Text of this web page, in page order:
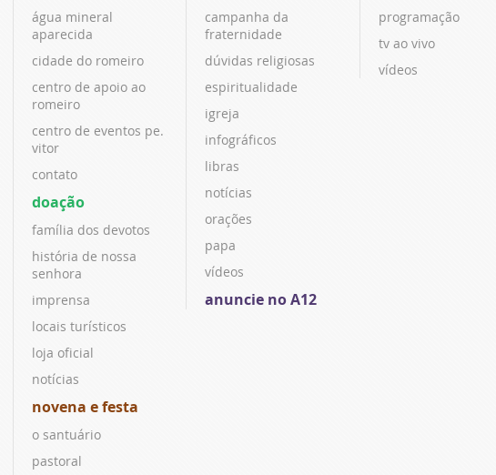
água mineral
aparecida
cidade do romeiro
centro de apoio ao
romeiro
centro de eventos pe.
vitor
contato
doação
família dos devotos
história de nossa
senhora
imprensa
locais turísticos
loja oficial
notícias
novena e festa
o santuário
pastoral
campanha da
fraternidade
dúvidas religiosas
espiritualidade
igreja
infográficos
libras
notícias
orações
papa
vídeos
anuncie no A12
programação
tv ao vivo
vídeos